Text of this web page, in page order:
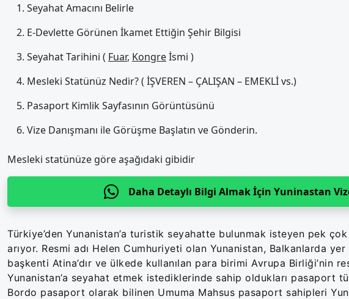
Seyahat Amacını Belirle
E-Devlette Görünen İkamet Ettiğin Şehir Bilgisi
Seyahat Tarihini ( Fuar, Kongreİsmi )
Mesleki Statünüz Nedir? ( İŞVEREN – ÇALIŞAN – EMEKLİ vs.)
Pasaport Kimlik Sayfasının Görüntüsünü
Vize Danışmanı ile Görüşme Başlatın ve Gönderin.
Mesleki statünüze göre aşağıdaki gibidir
Daha Detaylı Bilgi Almak İçin Yuninastan
Türkiye’den Yunanistan’a turistik seyahatte bulunmak isteyen pek
arıyor. Resmi adı Helen Cumhuriyeti olan Yunanistan, Balkanlarda yer
başkenti Atina’dır ve ülkede kullanılan para birimi Avrupa Birliği’nin
Yunanistan’a seyahat etmek istediklerinde sahip oldukları pasaport
Bordo pasaport olarak bilinen Umuma Mahsus pasaport sahipleri